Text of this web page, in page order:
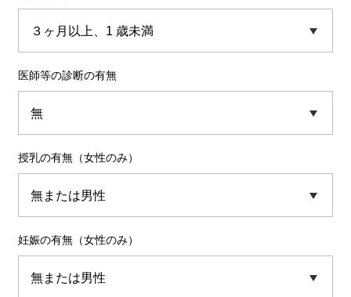
医師等の診断の有無
授乳の有無（女性のみ）
妊娠の有無（女性のみ）